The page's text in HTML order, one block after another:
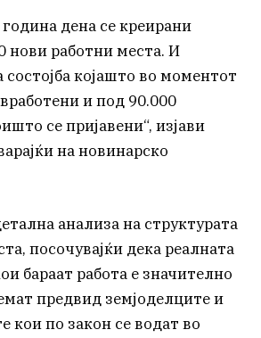
дена се креирани
нови работни места. И
состојба којашто во моментот
и под 90.000
се пријавени“, изјави
на новинарско
анализа на структурата
посочувајќи дека реалната
бараат работа е значително
предвид земјоделците и
кои по закон се водат во